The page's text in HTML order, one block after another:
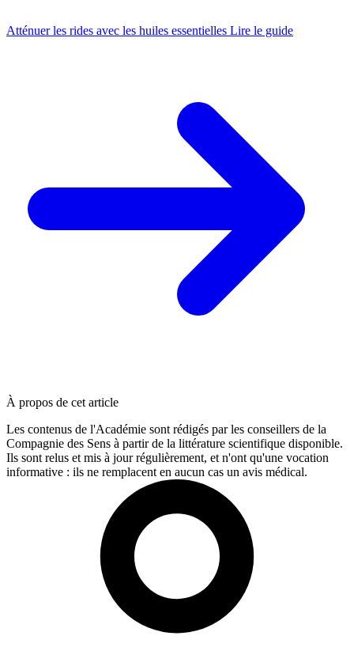
Atténuer les rides avec les huiles essentielles Lire le guide
À propos de cet article
Les contenus de l'Académie sont rédigés par les conseillers de la
Compagnie des Sens à partir de la littérature scientifique disponible.
Ils sont relus et mis à jour régulièrement, et n'ont qu'une vocation
informative : ils ne remplacent en aucun cas un avis médical.